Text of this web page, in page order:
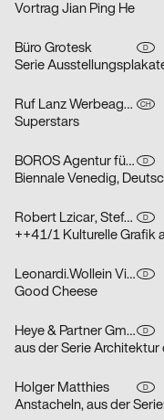
Vortrag Jian Ping He
Büro Grotesk D
Ruf Lanz Werbeagentur AG CH
Superstars
BOROS Agentur für Kommunikation D
Robert Lzicar, Stefanie Preis D
Leonardi.Wollein Visuelle Konzepte D
Good Cheese
Heye & Partner GmbH D
Holger Matthies D